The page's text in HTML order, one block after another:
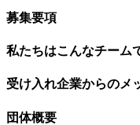
募集要項
私たちはこんなチーム
受け入れ企業からのメ
団体概要